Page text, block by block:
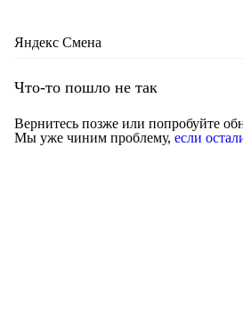
Яндекс Смена
Что-то пошло не так
Вернитесь позже или попробуйте
Мы уже чиним проблему, если